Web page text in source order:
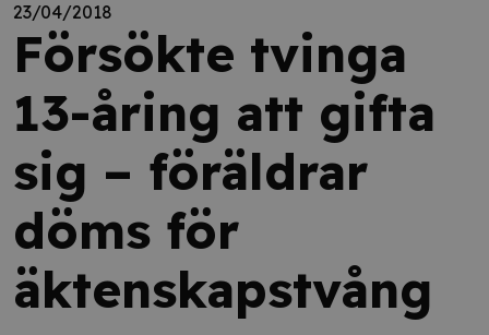
23/04/2018
Försökte tvinga
13-åring att gifta
sig – föräldrar
döms för
äktenskapstvång